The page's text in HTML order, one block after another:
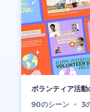
ボランティア活
90のシーン 3